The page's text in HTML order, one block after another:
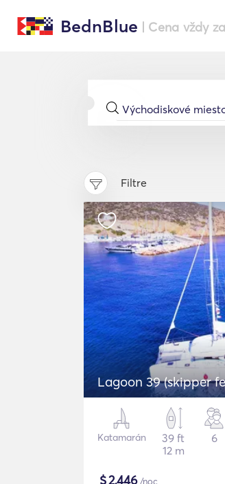
BednBlue | Cena vždy
Filtre
Lagoon 39 (skipper
Katamarán
39 ft
12 m
6
$2,446/noc